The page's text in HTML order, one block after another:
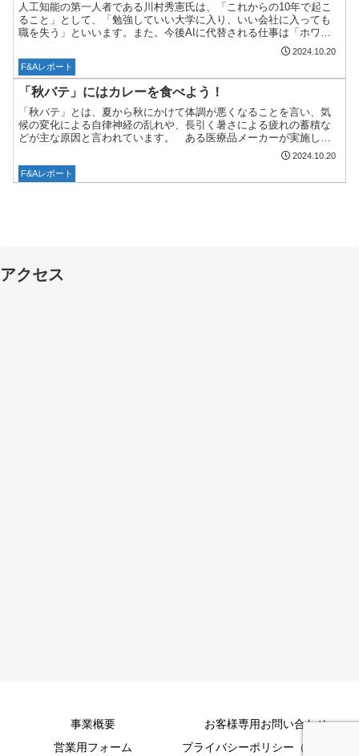
人工知能の第一人者である川村秀憲氏は、「これからの10年で起こ
ること」として、「勉強していい大学に入り、いい会社に入っても
職を失う」といいます。また。今後AIに代替される仕事は「ホワイ
トカラー」であると。それは「お金になるから」。つまり、ホ...
2024.10.20
F&Aレポート
「秋バテ」にはカレーを食べよう！
「秋バテ」とは、夏から秋にかけて体調が悪くなることを言い、気
候の変化による自律神経の乱れや、長引く暑さによる疲れの蓄積な
どが主な原因と言われています。 ある医療品メーカーが実施した
アンケートによると、この「秋バテ」を体験したことがある人は6...
2024.10.20
F&Aレポート
アクセス
事業概要
お客様専用お問い合わせ
営業用フォーム
プライバシーポリシー（個人情報